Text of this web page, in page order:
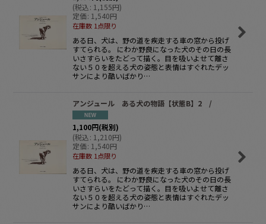
(税込: 1,155円)
定価: 1,540円
在庫数 1点限り
ある日、犬は、野の道を疾走する車の窓から投げ
すてられる。 にわか野良になった犬のその日の長
いさすらいをたどって描く。目を吸いよせて離さ
ない５０を超える犬の姿態と表情はすぐれたデッ
サンにより酷いばかり…
アンジュール ある犬の物語【状態B】2 /
1,100円(税別)
(税込: 1,210円)
定価: 1,540円
在庫数 1点限り
ある日、犬は、野の道を疾走する車の窓から投げ
すてられる。 にわか野良になった犬のその日の長
いさすらいをたどって描く。目を吸いよせて離さ
ない５０を超える犬の姿態と表情はすぐれたデッ
サンにより酷いばかり…